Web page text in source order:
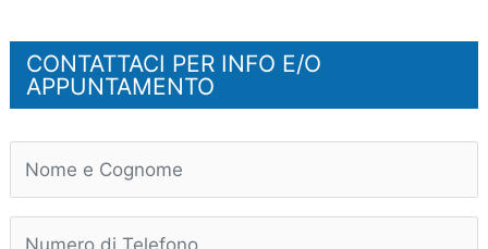
CONTATTACI PER INFO E/O
APPUNTAMENTO